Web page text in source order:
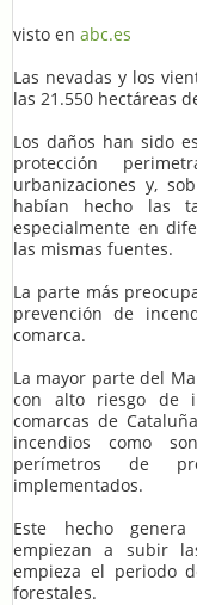
visto en abc.es
Las nevadas y los
las 21.550 hectáreas
Los daños han sido
protección
urbanizaciones y,
habían hecho las
especialmente en
las mismas fuentes.
La parte más
prevención de
comarca.
La mayor parte del
con alto riesgo de
comarcas de
incendios como
perímetros de
implementados.
Este hecho
empiezan a subir
empieza el periodo
forestales.